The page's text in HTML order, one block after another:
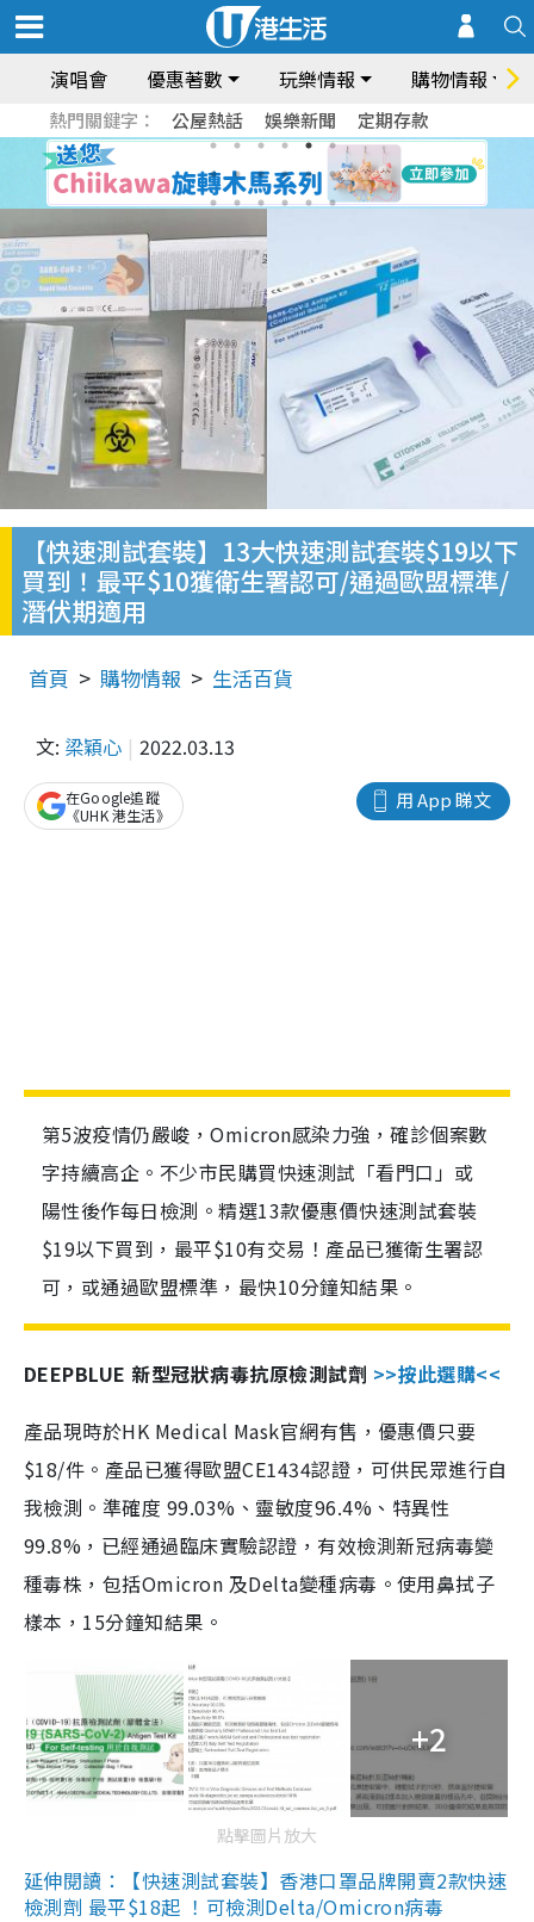
演唱會 優惠著數 玩樂情報 購物情報
熱門關鍵字： 公屋熱話 娛樂新聞 定期存款
【快速測試套裝】13大快速測試套裝$19以下
買到！最平$10獲衛生署認可/通過歐盟標準/
潛伏期適用
首頁 購物情報 生活百貨
文: 梁穎心 2022.03.13
用 App 睇文
在Google追蹤
《UHK 港生活》
第5波疫情仍嚴峻，Omicron感染力強，確診個案數
字持續高企。不少市民購買快速測試「看門口」或
陽性後作每日檢測。精選13款優惠價快速測試套裝
$19以下買到，最平$10有交易！產品已獲衛生署認
可，或通過歐盟標準，最快10分鐘知結果。
DEEPBLUE 新型冠狀病毒抗原檢測試劑 >>按此選購<<
產品現時於HK Medical Mask官網有售，優惠價只要
$18/件。產品已獲得歐盟CE1434認證，可供民眾進行自
我檢測。準確度 99.03%、靈敏度96.4%、特異性
99.8%，已經通過臨床實驗認證，有效檢測新冠病毒變
種毒株，包括Omicron 及Delta變種病毒。使用鼻拭子
樣本，15分鐘知結果。
+2
點擊圖片放大
延伸閱讀：【快速測試套裝】香港口罩品牌開賣2款快速
檢測劑 最平$18起 ！可檢測Delta/Omicron病毒